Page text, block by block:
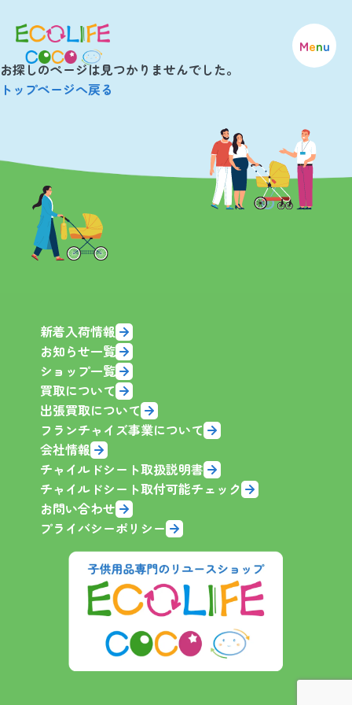
Menu
お探しのページは見つかりませんでした。
トップページへ戻る
新着入荷情報
お知らせ一覧
ショップ一覧
買取について
出張買取について
フランチャイズ事業について
会社情報
チャイルドシート取扱説明書
チャイルドシート取付可能チェック
お問い合わせ
プライバシーポリシー